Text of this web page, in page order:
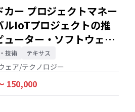
ー プロジェクトマネー
ルIoTプロジェクトの推
ーター・ソフトウェ
技術 テキサス
ェア/テクノロジー
150,000